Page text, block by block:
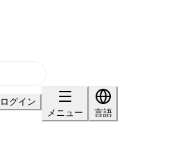
ログイン
メニュー
言語